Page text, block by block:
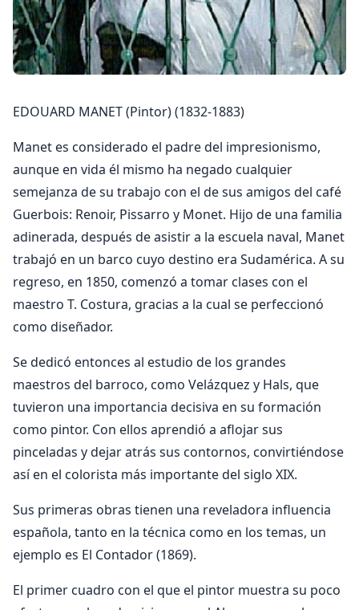
EDOUARD MANET (Pintor) (1832-1883)
Manet es considerado el padre del impresionismo,
aunque en vida él mismo ha negado cualquier
semejanza de su trabajo con el de sus amigos del café
Guerbois: Renoir, Pissarro y Monet. Hijo de una familia
adinerada, después de asistir a la escuela naval, Manet
trabajó en un barco cuyo destino era Sudamérica. A su
regreso, en 1850, comenzó a tomar clases con el
maestro T. Costura, gracias a la cual se perfeccionó
como diseñador.
Se dedicó entonces al estudio de los grandes
maestros del barroco, como Velázquez y Hals, que
tuvieron una importancia decisiva en su formación
como pintor. Con ellos aprendió a aflojar sus
pinceladas y dejar atrás sus contornos, convirtiéndose
así en el colorista más importante del siglo XIX.
Sus primeras obras tienen una reveladora influencia
española, tanto en la técnica como en los temas, un
ejemplo es El Contador (1869).
El primer cuadro con el que el pintor muestra su poco